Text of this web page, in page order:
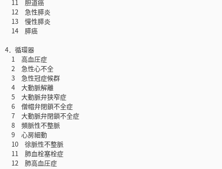
11 胆道癌
12 急性膵炎
13 慢性膵炎
14 膵癌
4．循環器
1 高血圧症
2 急性心不全
3 急性冠症候群
4 大動脈解離
5 大動脈弁狭窄症
6 僧帽弁閉鎖不全症
7 大動脈弁閉鎖不全症
8 頻脈性不整脈
9 心房細動
10 徐脈性不整脈
11 肺血栓塞栓症
12 肺高血圧症